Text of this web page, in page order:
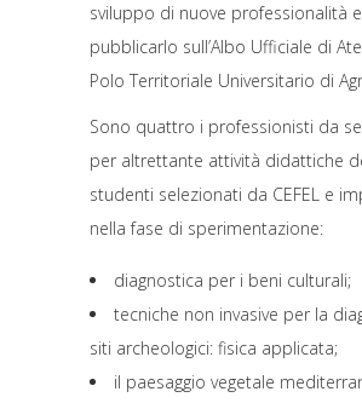
sviluppo di nuove professionalità
pubblicarlo sull’Albo Ufficiale di
Polo Territoriale Universitario di
Sono quattro i professionisti da
per altrettante attività didattiche
studenti selezionati da CEFEL e
nella fase di sperimentazione:
diagnostica per i beni culturali;
tecniche non invasive per la
siti archeologici: fisica applicata;
il paesaggio vegetale